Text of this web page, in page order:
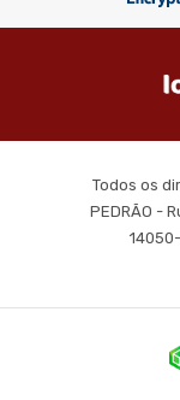
Todos os
PEDRÃO -